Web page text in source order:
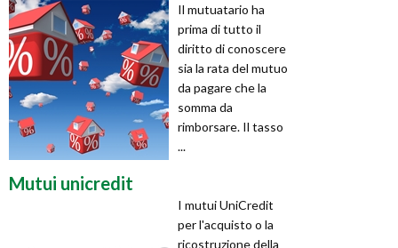
Il mutuatario ha
prima di tutto il
diritto di conoscere
sia la rata del mutuo
da pagare che la
somma da
rimborsare. Il tasso
...
Mutui unicredit
I mutui UniCredit
per l'acquisto o la
ricostruzione della